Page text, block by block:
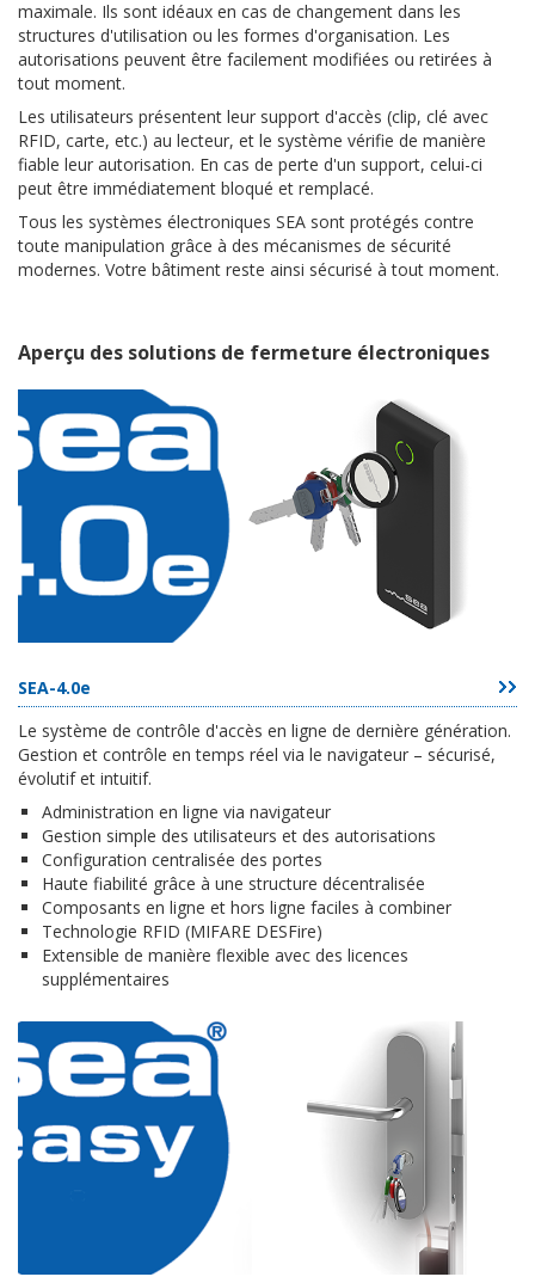
maximale. Ils sont idéaux en cas de changement dans les
structures d'utilisation ou les formes d'organisation. Les
autorisations peuvent être facilement modifiées ou retirées à
tout moment.
Les utilisateurs présentent leur support d'accès (clip, clé avec
RFID, carte, etc.) au lecteur, et le système vérifie de manière
fiable leur autorisation. En cas de perte d'un support, celui-ci
peut être immédiatement bloqué et remplacé.
Tous les systèmes électroniques SEA sont protégés contre
toute manipulation grâce à des mécanismes de sécurité
modernes. Votre bâtiment reste ainsi sécurisé à tout moment.
Aperçu des solutions de fermeture électroniques
SEA-4.0e
Le système de contrôle d'accès en ligne de dernière génération.
Gestion et contrôle en temps réel via le navigateur – sécurisé,
évolutif et intuitif.
Administration en ligne via navigateur
Gestion simple des utilisateurs et des autorisations
Configuration centralisée des portes
Haute fiabilité grâce à une structure décentralisée
Composants en ligne et hors ligne faciles à combiner
Technologie RFID (MIFARE DESFire)
Extensible de manière flexible avec des licences
supplémentaires